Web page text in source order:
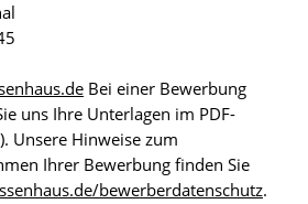
Bei einer Bewerbung
uns Ihre Unterlagen im PDF-
Unsere Hinweise zum
Ihrer Bewerbung finden Sie
bewerberdatenschutz.